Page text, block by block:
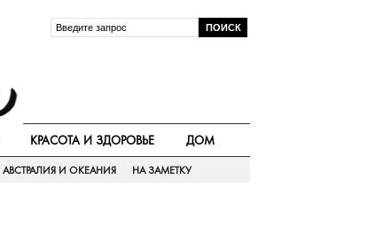
КРАСОТА И ЗДОРОВЬЕ ДОМ
АВСТРАЛИЯ И ОКЕАНИЯ НА ЗАМЕТКУ